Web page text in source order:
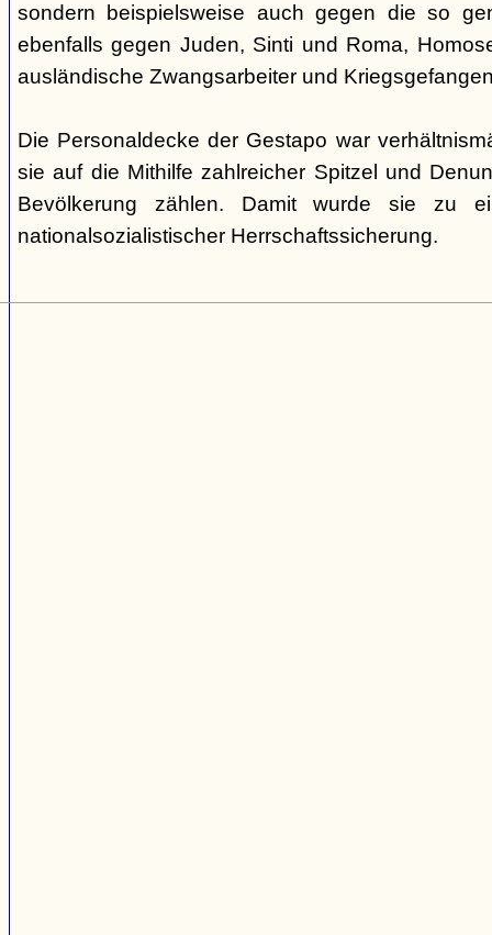
sondern beispielsweise auch gegen die so
ebenfalls gegen Juden, Sinti und Roma,
ausländische Zwangsarbeiter und
Die Personaldecke der Gestapo war
sie auf die Mithilfe zahlreicher Spitzel und
Bevölkerung zählen. Damit wurde sie zu
nationalsozialistischer Herrschaftssicherung.